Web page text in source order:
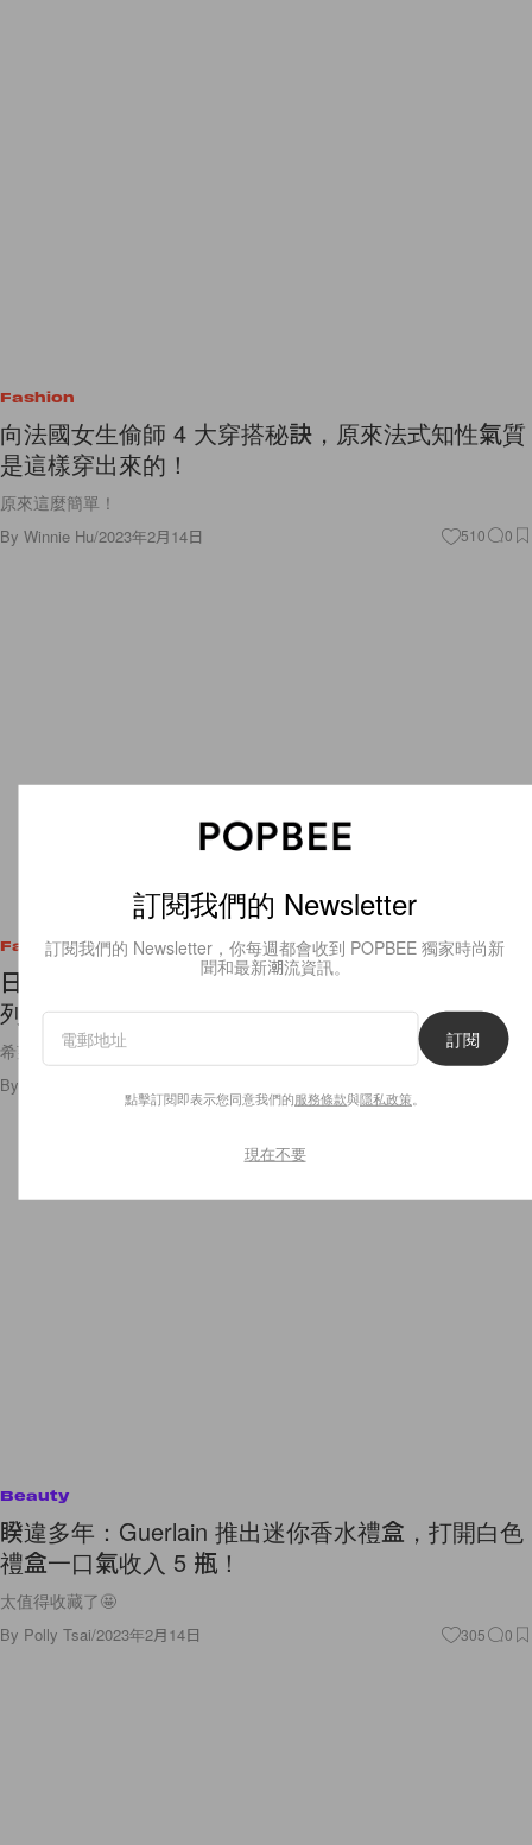
Fashion
向法國女生偷師 4 大穿搭秘訣，原來法式知性氣質
是這樣穿出來的！
原來這麼簡單！
By Winnie Hu/2023年2月14日 510 0
Fashion
日本上架：UNIQLO CUSTOM ORDER 訂製系
列，再添一款全新西裝外套！
希望台灣、香港也可以推出！
By
Beauty
睽違多年：Guerlain 推出迷你香水禮盒，打開白色
禮盒一口氣收入 5 瓶！
太值得收藏了🤩
By Polly Tsai/2023年2月14日 305 0
訂閱我們的 Newsletter
訂閱我們的 Newsletter，你每週都會收到 POPBEE 獨家時尚新
聞和最新潮流資訊。
訂閱
點擊訂閱即表示您同意我們的服務條款與隱私政策
現在不要